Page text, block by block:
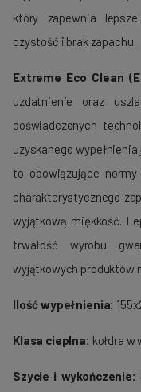
który zapewnia
czystość i brak zapachu.
Extreme Eco Clean
uzdatnienie oraz
doświadczonych
uzyskanego
to obowiązujące
charakterystycznego
wyjątkową miękkość.
trwałość wyrobu
wyjątkowych produktów
Ilość wypełnienia:
Klasa cieplna: kołdra w
Szycie i wykończenie: